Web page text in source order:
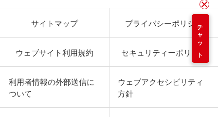
チャット
サイトマップ プライバシーポリシー
ウェブサイト利用規約 セキュリティーポリシー
利用者情報の外部送信に
ついて
ウェブアクセシビリティ
方針